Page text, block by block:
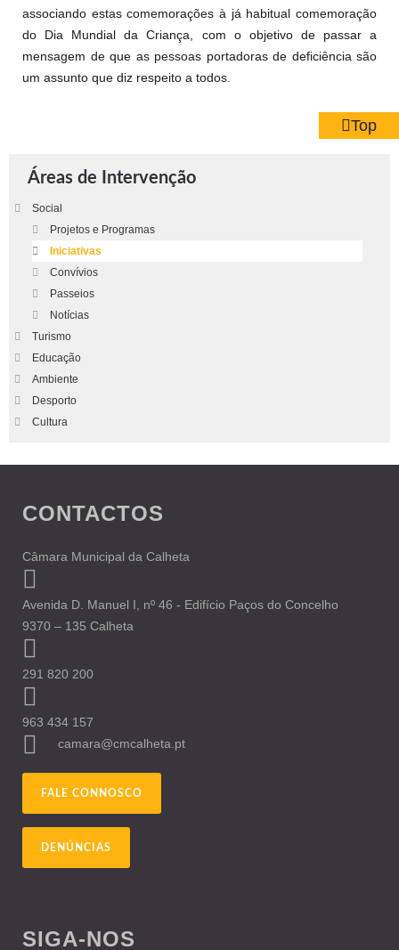
associando estas comemorações à já habitual comemoração
do Dia Mundial da Criança, com o objetivo de passar a
mensagem de que as pessoas portadoras de deficiência são
um assunto que diz respeito a todos.
Áreas de Intervenção
Social
Projetos e Programas
Iniciativas
Convívios
Passeios
Notícias
Turismo
Educação
Ambiente
Desporto
Cultura
CONTACTOS
Câmara Municipal da Calheta
Avenida D. Manuel I, nº 46 - Edifício Paços do Concelho
9370 – 135 Calheta
291 820 200
963 434 157
camara@cmcalheta.pt
FALE CONNOSCO
DENÚNCIAS
SIGA-NOS
Top